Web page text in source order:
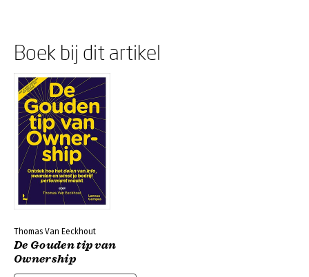
Boek bij dit artikel
Thomas Van Eeckhout
De Gouden tip van
Ownership